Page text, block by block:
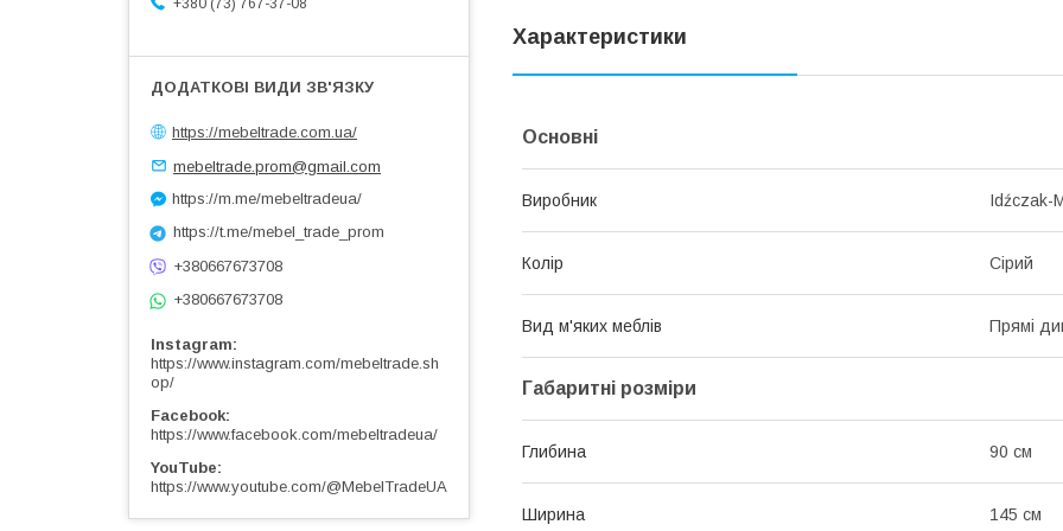
Характеристики
Основні
Виробник Idźczak-
Колір Сірий
Вид м'яких меблів Прямі
Габаритні розміри
Глибина 90 см
Ширина 145 см
+380 (73) 767-37-08
https://mebeltrade.com.ua/
mebeltrade.prom@gmail.com
https://m.me/mebeltradeua/
https://t.me/mebel_trade_prom
+380667673708
+380667673708
Instagram
https://www.instagram.com/mebeltrade.sh
op/
Facebook
https://www.facebook.com/mebeltradeua/
YouTube
https://www.youtube.com/@MebelTradeUA